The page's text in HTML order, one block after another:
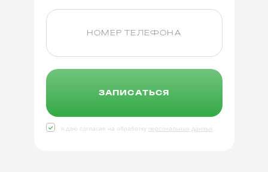
ЗАПИСАТЬСЯ
я даю согласие на обработку персональных данных